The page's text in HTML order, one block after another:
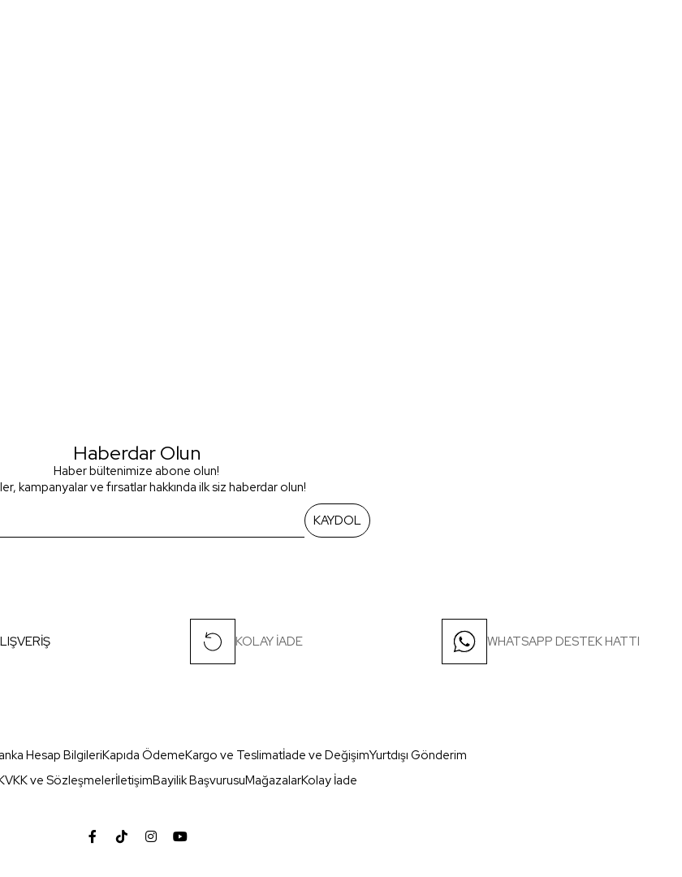
Haberdar Olun
Haber bültenimize abone olun!
kampanyalar ve fırsatlar hakkında ilk siz haberdar olun!
KAYDOL
KOLAY İADE WHATSAPP DESTEK HATTI
Hesap BilgileriKapıda ÖdemeKargo ve Teslimatİade ve DeğişimYurtdışı Gönderim
ve SözleşmelerİletişimBayilik BaşvurusuMağazalarKolay İade